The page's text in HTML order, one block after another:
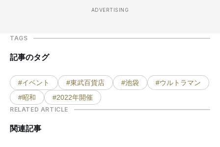
ADVERTISING
TAGS
記事のタグ
#イベント #東武百貨店 #池袋
#ウルトラマン
#昭和
#2022年開催
RELATED ARTICLE
関連記事